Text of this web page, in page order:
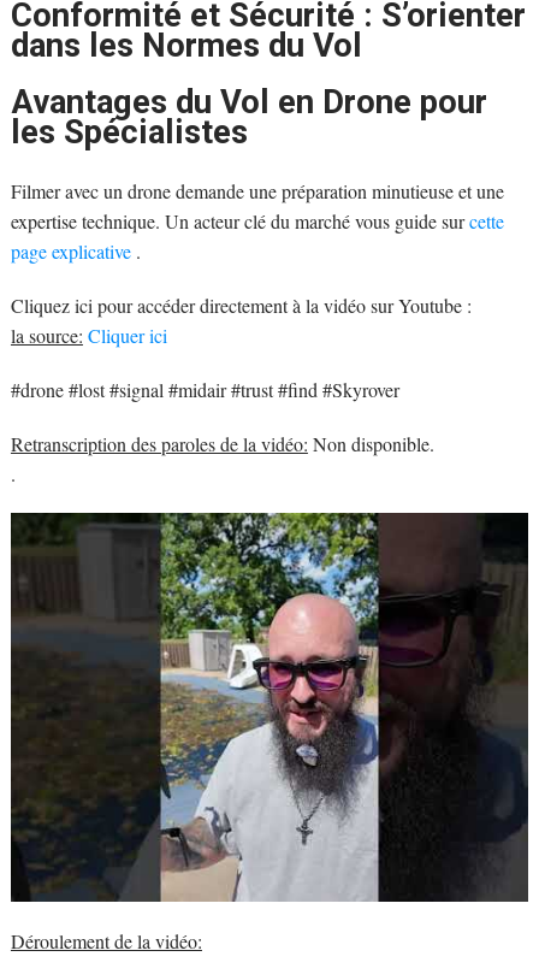
Conformité et Sécurité : S’orienter
dans les Normes du Vol
Avantages du Vol en Drone pour
les Spécialistes
Filmer avec un drone demande une préparation minutieuse et une
expertise technique. Un acteur clé du marché vous guide surcette
page explicative .
Cliquez ici pour accéder directement à la vidéo sur Youtube :
la source: Cliquer ici
#drone #lost #signal #midair #trust #find #Skyrover
Retranscription des paroles de la vidéo: Non disponible.
.
Déroulement de la vidéo: